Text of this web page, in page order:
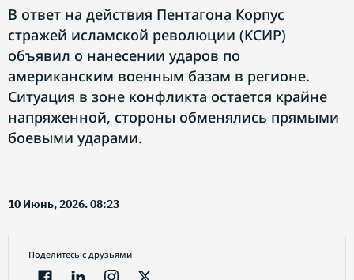
В ответ на действия Пентагона Корпус
стражей исламской революции (КСИР)
объявил о нанесении ударов по
американским военным базам в регионе.
Ситуация в зоне конфликта остается крайне
напряженной, стороны обменялись прямыми
боевыми ударами.
10 Июнь, 2026. 08:23
Поделитесь с друзьями